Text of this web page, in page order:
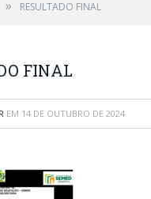
» RESULTADO FINAL
FINAL
EM 14 DE OUTUBRO DE 2024